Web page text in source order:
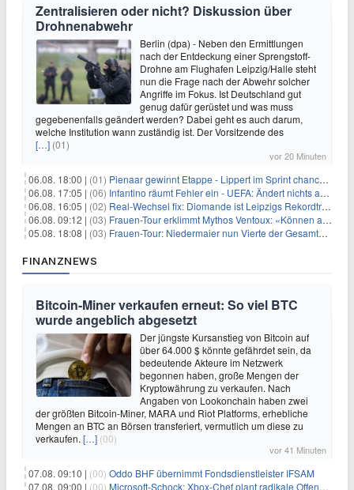
Zentralisieren oder nicht? Diskussion über
Drohnenabwehr
Berlin (dpa) - Neben den Ermittlungen
nach der Entdeckung einer Sprengstoff-
Drohne am Flughafen Leipzig/Halle steht
nun die Frage nach der Abwehr solcher
Angriffe im Fokus. Ist Deutschland gut
genug dafür gerüstet und was muss
gegebenenfalls geändert werden? Dabei geht es auch darum,
welche Institution wann zuständig ist. Der Vorsitzende des
[…] (01)
vor 20 Minuten
06.08. 18:00 | (01) Pienaar gewinnt Etappe - Lippert im Sprint chancenlos
06.08. 17:05 | (06) Infantino räumt Fehler ein - UEFA: Ändert nichts an Boykott
06.08. 16:05 | (02) Real-Wechsel fix: Diomande ist Leipzigs Rekordtransfer
06.08. 09:12 | (03) Frauen-Tour erklimmt Mythos Ventoux: «Können alles schaffen»
05.08. 18:08 | (03) Frauen-Tour: Niedermaier nun Vierte der Gesamtwertung
FINANZNEWS
Bitcoin-Miner verkaufen erneut: So viel BTC
wurde angeblich abgesetzt
Der jüngste Kursanstieg von Bitcoin auf
über 64.000 $ könnte gefährdet sein, da
bedeutende Akteure im Netzwerk
begonnen haben, große Mengen der
Kryptowährung zu verkaufen. Nach
Angaben von Lookonchain haben zwei
der größten Bitcoin-Miner, MARA und Riot Platforms, erhebliche
Mengen an BTC an Börsen transferiert, vermutlich um diese zu
verkaufen. […] (00)
vor 41 Minuten
07.08. 09:10 | (00) Oddo BHF übernimmt Fondsdienstleister IFSAM
07.08. 09:00 | (00) Microsoft-Schock: Xbox-Chef plant radikale Offensive – Gewinnmarge bis 2030 verdoppelt?